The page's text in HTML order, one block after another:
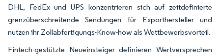
DHL, FedEx und UPS konzentrieren sich auf zeitdefinierte
grenzüberschreitende Sendungen für Exporthersteller und
nutzen ihr Zollabfertigungs-Know-how als Wettbewerbsvorteil.
Fintech-gestützte Neueinsteiger definieren Wertversprechen